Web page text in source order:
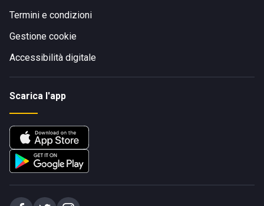
Termini e condizioni
Gestione cookie
Accessibilità digitale
Scarica l'app